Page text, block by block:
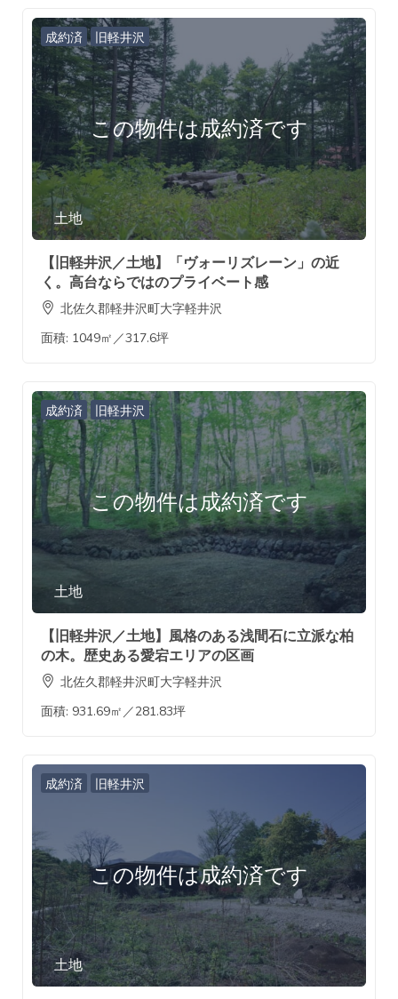
この物件は成約済です
成約済 旧軽井沢
土地
【旧軽井沢／土地】「ヴォーリズレーン」の近
く。高台ならではのプライベート感
北佐久郡軽井沢町大字軽井沢
面積: 1049㎡／317.6坪
この物件は成約済です
成約済 旧軽井沢
土地
【旧軽井沢／土地】風格のある浅間石に立派な柏
の木。歴史ある愛宕エリアの区画
北佐久郡軽井沢町大字軽井沢
面積: 931.69㎡／281.83坪
この物件は成約済です
成約済 旧軽井沢
土地